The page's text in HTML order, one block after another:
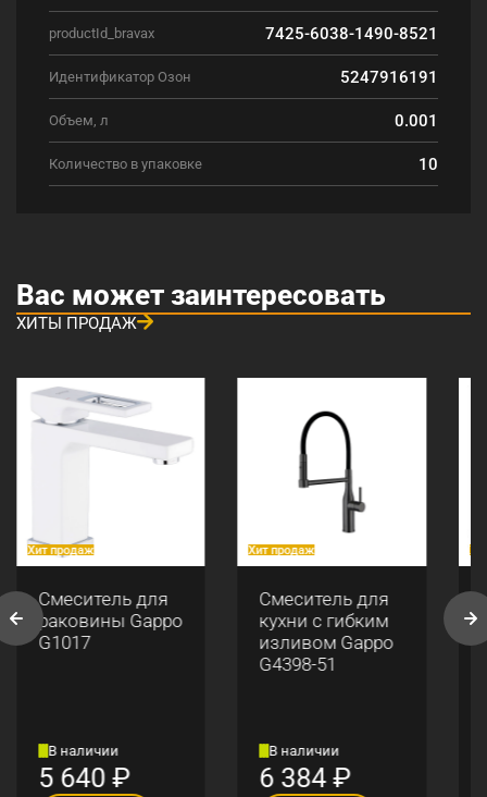
productId_bravax 7425-6038-1490-8521
Идентификатор Озон 5247916191
Объем, л 0.001
Количество в упаковке 10
Вас может заинтересовать
ХИТЫ ПРОДАЖ
Хит продаж
Смеситель для
раковины Gappo
G1017
В наличии
5 640₽
Хит продаж
Смеситель для
кухни с гибким
изливом Gappo
G4398-51
В наличии
6 384₽